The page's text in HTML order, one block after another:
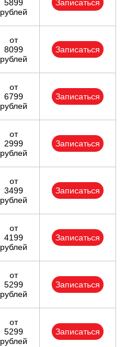
5899
рублей
Записаться
от
8099
рублей
Записаться
от
6799
рублей
Записаться
от
2999
рублей
Записаться
от
3499
рублей
Записаться
от
4199
рублей
Записаться
от
5299
рублей
Записаться
от
5299
рублей
Записаться